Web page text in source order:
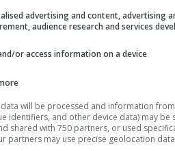
3.75°O offre toutes les
advertising and content, advertising
audience research and services
or access information on a device
will be processed and information
identifiers, and other device data) may be
shared with 750 partners, or used
partners may use precise geolocation